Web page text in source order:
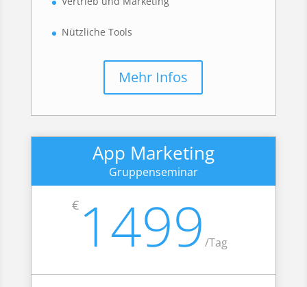
Nützliche Tools
Mehr Infos
App Marketing
Gruppenseminar
€ 1499/Tag